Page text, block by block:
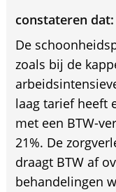
constateren dat:
De
zoals bij de
laag tarief heeft
met een BTW-
21%. De
draagt BTW af
behandelingen